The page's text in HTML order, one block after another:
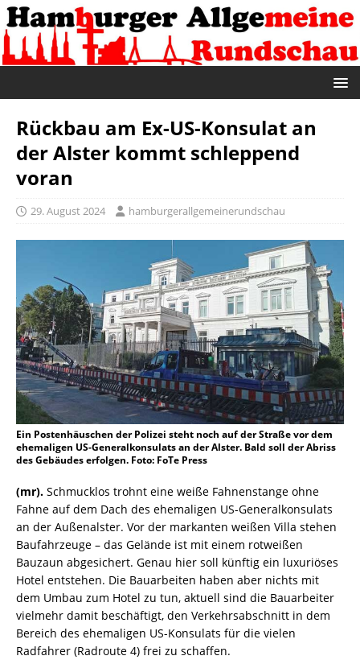
Rückbau am Ex-US-Konsulat an
der Alster kommt schleppend
voran
29. August 2024 hamburgerallgemeinerundschau
Ein Postenhäuschen der Polizei steht noch auf der Straße vor dem
ehemaligen US-Generalkonsulats an der Alster. Bald soll der Abriss
des Gebäudes erfolgen. Foto: FoTe Press
(mr). Schmucklos trohnt eine weiße Fahnenstange ohne
Fahne auf dem Dach des ehemaligen US-Generalkonsulats
an der Außenalster. Vor der markanten weißen Villa stehen
Baufahrzeuge – das Gelände ist mit einem rotweißen
Bauzaun abgesichert. Genau hier soll künftig ein luxuriöses
Hotel entstehen. Die Bauarbeiten haben aber nichts mit
dem Umbau zum Hotel zu tun, aktuell sind die Bauarbeiter
vielmehr damit beschäftigt, den Verkehrsabschnitt in dem
Bereich des ehemaligen US-Konsulats für die vielen
Radfahrer (Radroute 4) frei zu schaffen.